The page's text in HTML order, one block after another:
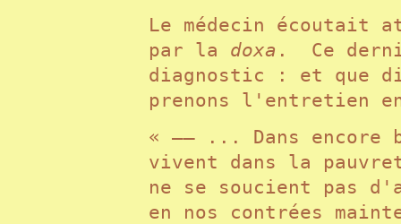
Le médecin écoutait
par la doxa . Ce
diagnostic : et que
prenons l'entretien
« —— ... Dans encore
vivent dans la
ne se soucient pas
en nos contrées